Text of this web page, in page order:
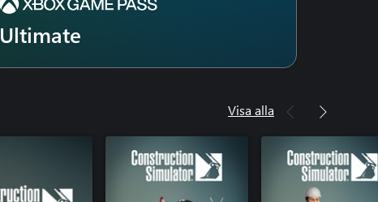
Ultimate
Visa alla